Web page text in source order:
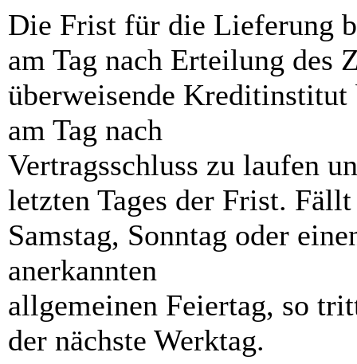
Die Frist für die Lieferung
am Tag nach Erteilung des
überweisende Kreditinstitut
am Tag nach
Vertragsschluss zu laufen
letzten Tages der Frist.
Samstag, Sonntag oder
anerkannten
allgemeinen Feiertag, so
der nächste Werktag.